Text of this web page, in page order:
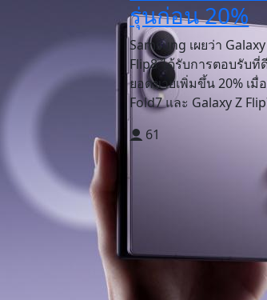
รุ่นก่อน 20%
Samsung เผยว่า
Flip8 ได้รับการตอบรับที่
ยอดขายเพิ่มขึ้น 20% เมื่
Fold7 และ Galaxy Z
61